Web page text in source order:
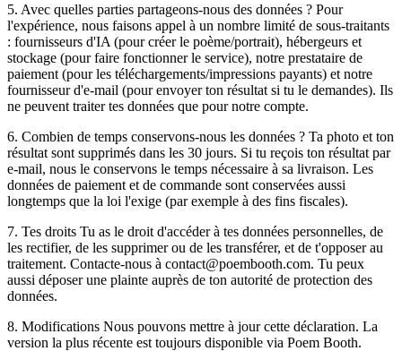
5. Avec quelles parties partageons-nous des données ? Pour
l'expérience, nous faisons appel à un nombre limité de sous-traitants
: fournisseurs d'IA (pour créer le poème/portrait), hébergeurs et
stockage (pour faire fonctionner le service), notre prestataire de
paiement (pour les téléchargements/impressions payants) et notre
fournisseur d'e-mail (pour envoyer ton résultat si tu le demandes). Ils
ne peuvent traiter tes données que pour notre compte.
6. Combien de temps conservons-nous les données ? Ta photo et ton
résultat sont supprimés dans les 30 jours. Si tu reçois ton résultat par
e-mail, nous le conservons le temps nécessaire à sa livraison. Les
données de paiement et de commande sont conservées aussi
longtemps que la loi l'exige (par exemple à des fins fiscales).
7. Tes droits Tu as le droit d'accéder à tes données personnelles, de
les rectifier, de les supprimer ou de les transférer, et de t'opposer au
traitement. Contacte-nous à contact@poembooth.com. Tu peux
aussi déposer une plainte auprès de ton autorité de protection des
données.
8. Modifications Nous pouvons mettre à jour cette déclaration. La
version la plus récente est toujours disponible via Poem Booth.